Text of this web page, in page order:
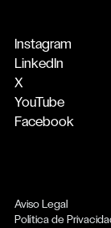
Instagram
LinkedIn
X
YouTube
Facebook
Aviso Legal
Política de